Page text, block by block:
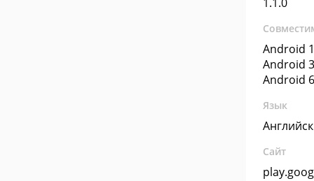
Android
Android
Android
Язык
Сайт